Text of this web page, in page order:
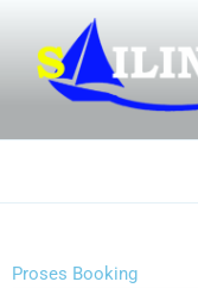
SAILING
Proses Booking